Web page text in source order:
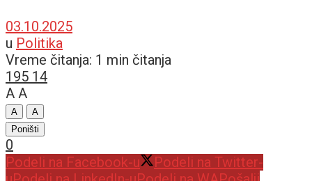
03.10.2025
u Politika
Vreme čitanja: 1 min čitanja
195 14
A A
A
A
Poništi
0
Podeli na Facebook-u
Podeli na Twitter-